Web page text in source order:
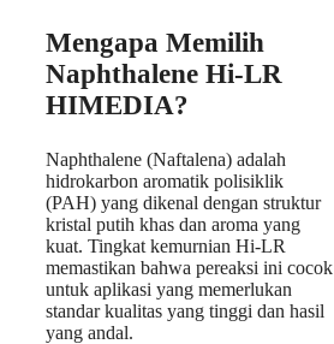
Mengapa Memilih
Naphthalene Hi-LR
HIMEDIA?
Naphthalene (Naftalena) adalah
hidrokarbon aromatik polisiklik
(PAH) yang dikenal dengan struktur
kristal putih khas dan aroma yang
kuat. Tingkat kemurnian Hi-LR
memastikan bahwa pereaksi ini cocok
untuk aplikasi yang memerlukan
standar kualitas yang tinggi dan hasil
yang andal.